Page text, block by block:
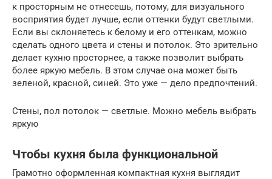
к просторным не отнесешь, потому, для визуального
восприятия будет лучше, если оттенки будут светлыми.
Если вы склоняетесь к белому и его оттенкам, можно
сделать одного цвета и стены и потолок. Это зрительно
делает кухню просторнее, а также позволит выбрать
более яркую мебель. В этом случае она может быть
зеленой, красной, синей. Это уже — дело предпочтений.
Стены, пол потолок — светлые. Можно мебель выбрать
яркую
Чтобы кухня была функциональной
Грамотно оформленная компактная кухня выглядит